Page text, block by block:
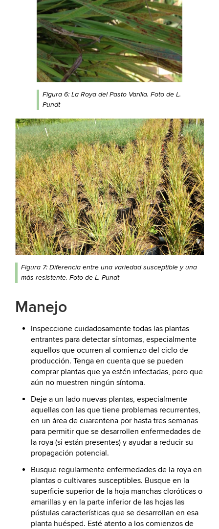
Figura 6: La Roya del Pasto Varilla. Foto de L.
Pundt
Figura 7: Diferencia entre una variedad susceptible y una
más resistente. Foto de L. Pundt
Manejo
Inspeccione cuidadosamente todas las plantas
entrantes para detectar síntomas, especialmente
aquellos que ocurren al comienzo del ciclo de
producción. Tenga en cuenta que se pueden
comprar plantas que ya estén infectadas, pero que
aún no muestren ningún síntoma.
Deje a un lado nuevas plantas, especialmente
aquellas con las que tiene problemas recurrentes,
en un área de cuarentena por hasta tres semanas
para permitir que se desarrollen enfermedades de
la roya (si están presentes) y ayudar a reducir su
propagación potencial.
Busque regularmente enfermedades de la roya en
plantas o cultivares susceptibles. Busque en la
superficie superior de la hoja manchas cloróticas o
amarillas y en la parte inferior de las hojas las
pústulas características que se desarrollan en esa
planta huésped. Esté atento a los comienzos de